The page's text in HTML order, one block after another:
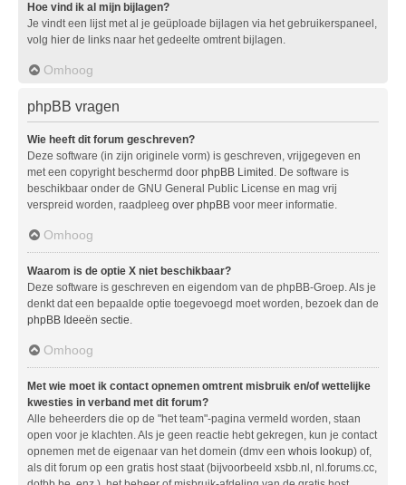
Hoe vind ik al mijn bijlagen?
Je vindt een lijst met al je geüploade bijlagen via het gebruikerspaneel,
volg hier de links naar het gedeelte omtrent bijlagen.
Omhoog
phpBB vragen
Wie heeft dit forum geschreven?
Deze software (in zijn originele vorm) is geschreven, vrijgegeven en
met een copyright beschermd door phpBB Limited . De software is
beschikbaar onder de GNU General Public License en mag vrij
verspreid worden, raadpleeg over phpBB voor meer informatie.
Omhoog
Waarom is de optie X niet beschikbaar?
Deze software is geschreven en eigendom van de phpBB-Groep. Als je
denkt dat een bepaalde optie toegevoegd moet worden, bezoek dan de
phpBB Ideeën sectie.
Omhoog
Met wie moet ik contact opnemen omtrent misbruik en/of wettelijke
kwesties in verband met dit forum?
Alle beheerders die op de "het team"-pagina vermeld worden, staan
open voor je klachten. Als je geen reactie hebt gekregen, kun je contact
opnemen met de eigenaar van het domein (dmv een whois lookup) of,
als dit forum op een gratis host staat (bijvoorbeeld xsbb.nl, nl.forums.cc,